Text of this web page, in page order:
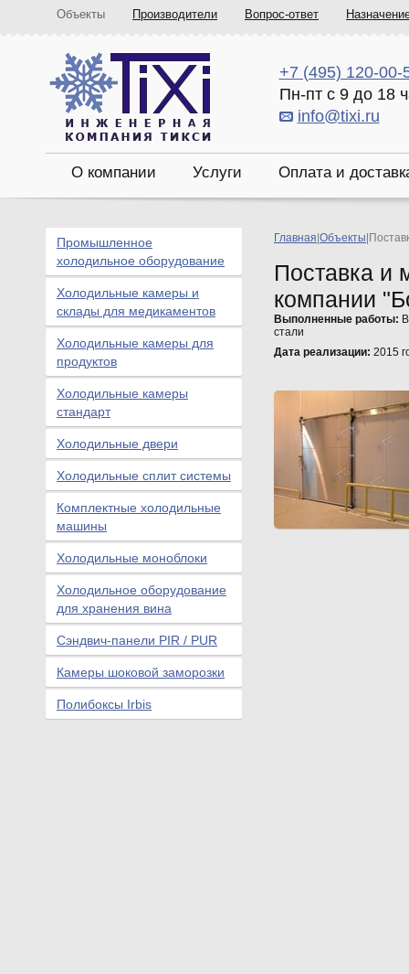
Объекты Производители Вопрос-ответ
+7 (495) 120-00-
Пн-пт с 9 до 18
info@tixi.ru
О компании Услуги Оплата и
Главная Объекты
Поставка и
компании
Выполненные работы:
стали
Дата реализации: 2015
Промышленное
холодильное оборудование
Холодильные камеры и
склады для медикаментов
Холодильные камеры для
продуктов
Холодильные камеры
стандарт
Холодильные двери
Холодильные сплит системы
Комплектные холодильные
машины
Холодильные моноблоки
Холодильное оборудование
для хранения вина
Сэндвич-панели PIR / PUR
Камеры шоковой заморозки
Полибоксы Irbis